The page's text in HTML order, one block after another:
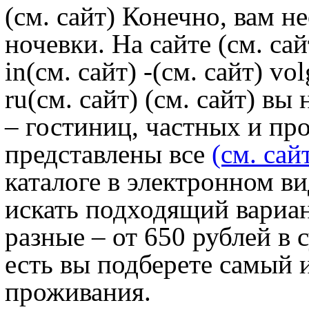
(см. сайт) Конечно, вам
ночевки. На сайте (см.
in(см. сайт) -(см. сайт)
ru(см. сайт) (см. сайт) вы
– гостиниц, частных и
представлены все (см.
каталоге в электронном
искать подходящий
разные – от 650 рублей в
есть вы подберете самый
проживания.